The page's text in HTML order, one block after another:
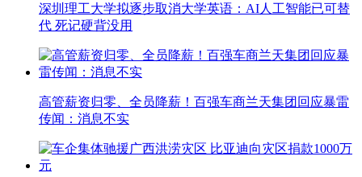
深圳理工大学拟逐步取消大学英语：AI人工智能已可替
代 死记硬背没用
高管薪资归零、全员降薪！百强车商兰天集团回应暴雷
传闻：消息不实